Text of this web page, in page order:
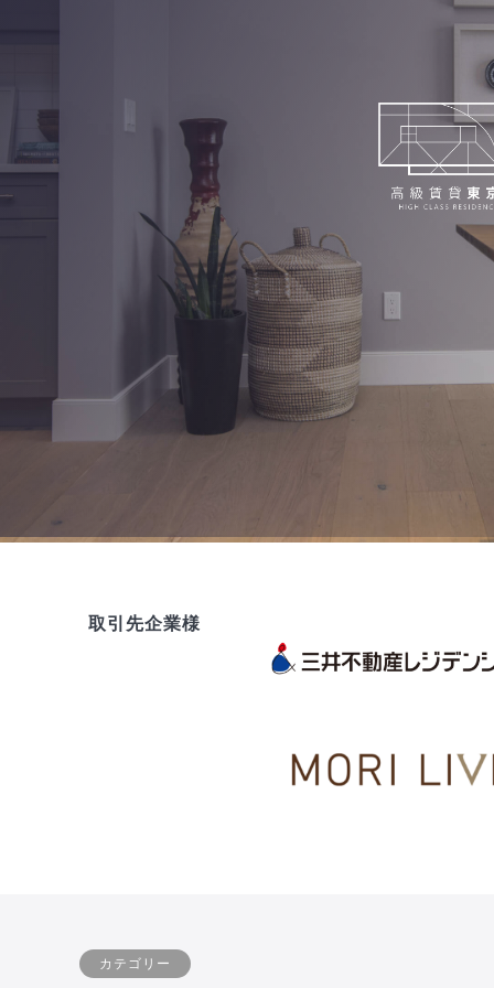
取引先企業様
カテゴリー